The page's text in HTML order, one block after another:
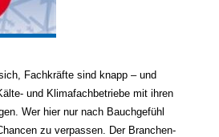
Fachkräfte sind knapp – und
und Klimafachbetriebe mit ihren
Wer hier nur nach Bauchgefühl
zu verpassen. Der Branchen-